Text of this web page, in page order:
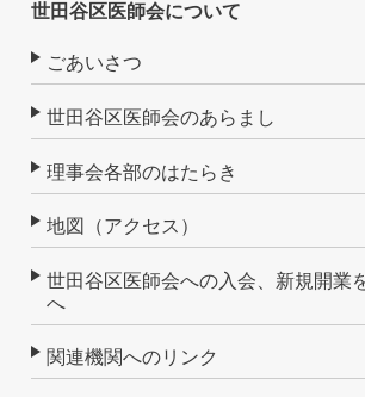
世田谷区医師会について
ごあいさつ
世田谷区医師会のあらまし
理事会各部のはたらき
地図（アクセス）
世田谷区医師会への入会、新規開業
へ
関連機関へのリンク